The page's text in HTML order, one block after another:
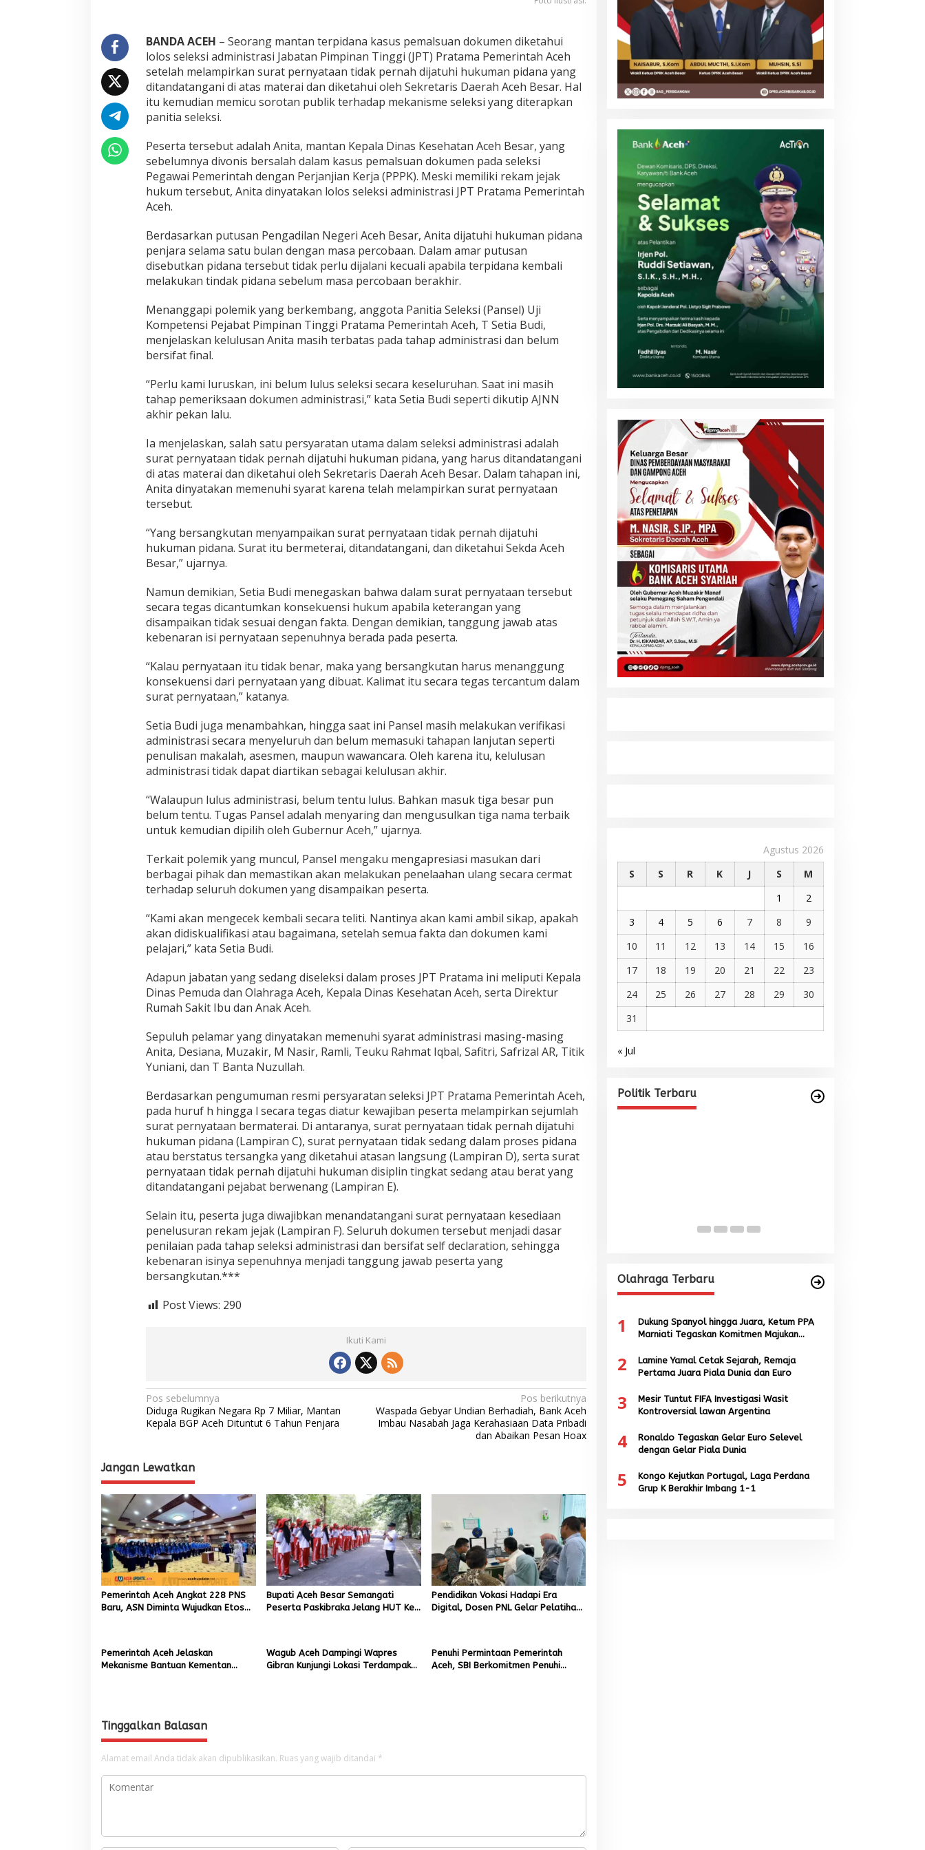
a
J
a
d
i
K
u
M
a
n
T
e
r
i
a
n
a
L
o
o
s
S
e
k
s
i
A
d
i
n
i
r
a
s
i
T
A
c
h
BANDA ACEH – Seorang mantan terpidana kasus pemalsuan dokumen diketahui
lolos seleksi administrasi Jabatan Pimpinan Tinggi (JPT) Pratama Pemerintah Aceh
setelah melampirkan surat pernyataan tidak pernah dijatuhi hukuman pidana yang
ditandatangani di atas materai dan diketahui oleh Sekretaris Daerah Aceh Besar. Hal
itu kemudian memicu sorotan publik terhadap mekanisme seleksi yang diterapkan
panitia seleksi.
Peserta tersebut adalah Anita, mantan Kepala Dinas Kesehatan Aceh Besar, yang
sebelumnya divonis bersalah dalam kasus pemalsuan dokumen pada seleksi
Pegawai Pemerintah dengan Perjanjian Kerja (PPPK). Meski memiliki rekam jejak
hukum tersebut, Anita dinyatakan lolos seleksi administrasi JPT Pratama Pemerintah
Aceh.
Berdasarkan putusan Pengadilan Negeri Aceh Besar, Anita dijatuhi hukuman pidana
penjara selama satu bulan dengan masa percobaan. Dalam amar putusan
disebutkan pidana tersebut tidak perlu dijalani kecuali apabila terpidana kembali
melakukan tindak pidana sebelum masa percobaan berakhir.
Menanggapi polemik yang berkembang, anggota Panitia Seleksi (Pansel) Uji
Kompetensi Pejabat Pimpinan Tinggi Pratama Pemerintah Aceh, T Setia Budi,
menjelaskan kelulusan Anita masih terbatas pada tahap administrasi dan belum
bersifat final.
“Perlu kami luruskan, ini belum lulus seleksi secara keseluruhan. Saat ini masih
tahap pemeriksaan dokumen administrasi,” kata Setia Budi seperti dikutip AJNN
akhir pekan lalu.
Ia menjelaskan, salah satu persyaratan utama dalam seleksi administrasi adalah
surat pernyataan tidak pernah dijatuhi hukuman pidana, yang harus ditandatangani
di atas materai dan diketahui oleh Sekretaris Daerah Aceh Besar. Dalam tahapan ini,
Anita dinyatakan memenuhi syarat karena telah melampirkan surat pernyataan
tersebut.
“Yang bersangkutan menyampaikan surat pernyataan tidak pernah dijatuhi
hukuman pidana. Surat itu bermeterai, ditandatangani, dan diketahui Sekda Aceh
Besar,” ujarnya.
Namun demikian, Setia Budi menegaskan bahwa dalam surat pernyataan tersebut
secara tegas dicantumkan konsekuensi hukum apabila keterangan yang
disampaikan tidak sesuai dengan fakta. Dengan demikian, tanggung jawab atas
kebenaran isi pernyataan sepenuhnya berada pada peserta.
“Kalau pernyataan itu tidak benar, maka yang bersangkutan harus menanggung
konsekuensi dari pernyataan yang dibuat. Kalimat itu secara tegas tercantum dalam
surat pernyataan,” katanya.
Setia Budi juga menambahkan, hingga saat ini Pansel masih melakukan verifikasi
administrasi secara menyeluruh dan belum memasuki tahapan lanjutan seperti
penulisan makalah, asesmen, maupun wawancara. Oleh karena itu, kelulusan
administrasi tidak dapat diartikan sebagai kelulusan akhir.
“Walaupun lulus administrasi, belum tentu lulus. Bahkan masuk tiga besar pun
belum tentu. Tugas Pansel adalah menyaring dan mengusulkan tiga nama terbaik
untuk kemudian dipilih oleh Gubernur Aceh,” ujarnya.
Terkait polemik yang muncul, Pansel mengaku mengapresiasi masukan dari
berbagai pihak dan memastikan akan melakukan penelaahan ulang secara cermat
terhadap seluruh dokumen yang disampaikan peserta.
“Kami akan mengecek kembali secara teliti. Nantinya akan kami ambil sikap, apakah
akan didiskualifikasi atau bagaimana, setelah semua fakta dan dokumen kami
pelajari,” kata Setia Budi.
Adapun jabatan yang sedang diseleksi dalam proses JPT Pratama ini meliputi Kepala
Dinas Pemuda dan Olahraga Aceh, Kepala Dinas Kesehatan Aceh, serta Direktur
Rumah Sakit Ibu dan Anak Aceh.
Sepuluh pelamar yang dinyatakan memenuhi syarat administrasi masing-masing
Anita, Desiana, Muzakir, M Nasir, Ramli, Teuku Rahmat Iqbal, Safitri, Safrizal AR, Titik
Yuniani, dan T Banta Nuzullah.
Berdasarkan pengumuman resmi persyaratan seleksi JPT Pratama Pemerintah Aceh,
pada huruf h hingga l secara tegas diatur kewajiban peserta melampirkan sejumlah
surat pernyataan bermaterai. Di antaranya, surat pernyataan tidak pernah dijatuhi
hukuman pidana (Lampiran C), surat pernyataan tidak sedang dalam proses pidana
atau berstatus tersangka yang diketahui atasan langsung (Lampiran D), serta surat
pernyataan tidak pernah dijatuhi hukuman disiplin tingkat sedang atau berat yang
ditandatangani pejabat berwenang (Lampiran E).
Selain itu, peserta juga diwajibkan menandatangani surat pernyataan kesediaan
penelusuran rekam jejak (Lampiran F). Seluruh dokumen tersebut menjadi dasar
penilaian pada tahap seleksi administrasi dan bersifat self declaration, sehingga
kebenaran isinya sepenuhnya menjadi tanggung jawab peserta yang
bersangkutan.***
Post Views: 290
Ikuti Kami
N
a
i
g
a
s
i
p
o
s
Pos sebelumnya
Diduga Rugikan Negara Rp 7 Miliar, Mantan
Kepala BGP Aceh Dituntut 6 Tahun Penjara
Pos berikutnya
Waspada Gebyar Undian Berhadiah, Bank Aceh
Imbau Nasabah Jaga Kerahasiaan Data Pribadi
dan Abaikan Pesan Hoax
Jangan Lewatkan
Pemerintah Aceh Angkat 228 PNS
Baru, ASN Diminta Wujudkan Etos
Bupati Aceh Besar Semangati
Peserta Paskibraka Jelang HUT Ke-
Pendidikan Vokasi Hadapi Era
Digital, Dosen PNL Gelar Pelatihan
Pemerintah Aceh Jelaskan
Mekanisme Bantuan Kementan
Wagub Aceh Dampingi Wapres
Gibran Kunjungi Lokasi Terdampak
Penuhi Permintaan Pemerintah
Aceh, SBI Berkomitmen Penuhi
Tinggalkan Balasan
Alamat email Anda tidak akan dipublikasikan. Ruas yang wajib ditandai *
Agustus 2026
S
S R K J S
M
1
2
3
4 5 6 7 8
9
10
11 12 13 14 15
16
17
18 19 20 21 22
23
24
25 26 27 28 29
30
31
« Jul
Politik Terbaru
Mualem tunjuk Wan Malaya jadi Pj
Di BERITA, POLITIK Juli 30, 2026
Internasional dari Spanyol dan
Malaysia
Di BERITA, POLITIK
Olahraga Terbaru
1
Dukung Spanyol hingga Juara, Ketum PPA
Marniati Tegaskan Komitmen Majukan
2
Lamine Yamal Cetak Sejarah, Remaja
Pertama Juara Piala Dunia dan Euro
3
Mesir Tuntut FIFA Investigasi Wasit
Kontroversial lawan Argentina
4
Ronaldo Tegaskan Gelar Euro Selevel
dengan Gelar Piala Dunia
5
Kongo Kejutkan Portugal, Laga Perdana
Grup K Berakhir Imbang 1-1